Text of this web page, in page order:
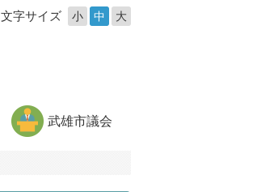
文字サイズ 小 中 大
武雄市議会